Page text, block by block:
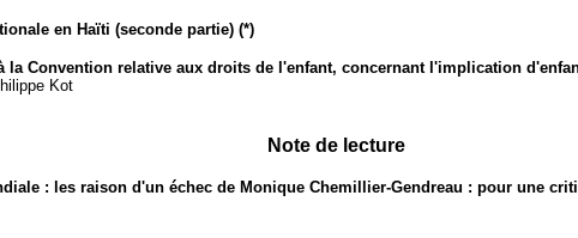
en Haïti (seconde partie) (*)
la Convention relative aux droits de l'enfant, concernant l'implication
Kot
Note de lecture
: les raison d'un échec de Monique Chemillier-Gendreau : pour une